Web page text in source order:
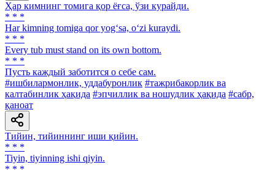
Ҳар кимнинг томига қор ёғса, ўзи курайди.
* * *
Har kimning tomiga qor yog‘sa, o‘zi kuraydi.
* * *
Every tub must stand on its own bottom.
* * *
Пусть каждый заботится о себе сам.
#ишбилармонлик, уддабуронлик #тажрибакорлик ва
калтабинлик ҳақида #эпчиллик ва ношудлик ҳақида #сабр,
қаноат
Тийин, тийиннинг иши қийин.
* * *
Tiyin, tiyinning ishi qiyin.